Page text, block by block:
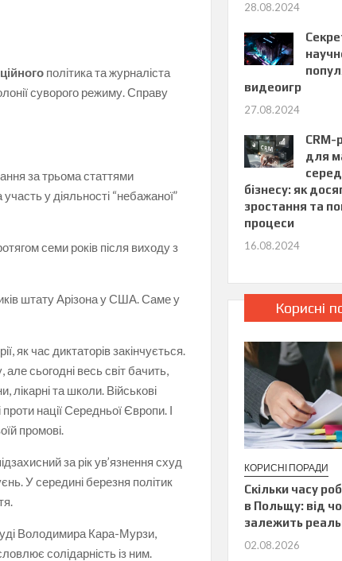
політика та журналіста
суворого режиму. Справу
за трьома статтями
у діяльності “небажаної”
семи років після виходу з
штату Арізона у США. Саме у
як час диктаторів закінчується.
сьогодні весь світ бачить,
та школи. Військові
нації Середньої Європи. І
промові.
за рік ув’язнення схуд
У середині березня політик
Володимира Кара-Мурзи,
солідарність із ним.
28.08.2024
видеоигр
27.08.2024
CRM-
для
бізнесу: як
зростання та
процеси
16.08.2024
Корисні
КОРИСНІ ПОРАДИ
Скільки часу
в Польщу: від
залежить
02.08.2026